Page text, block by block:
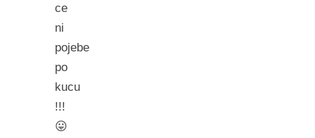
ce
ni
pojebe
po
kucu
!!!
😛